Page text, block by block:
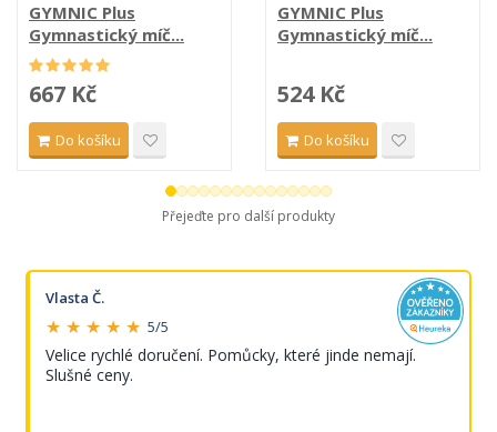
GYMNIC Plus
Gymnastický míč...
667 Kč
Do košíku
GYMNIC Plus
Gymnastický míč...
524 Kč
Do košíku
Přejeďte pro další produkty
Vlasta Č.
★ ★ ★ ★ ★ 5/5
Velice rychlé doručení. Pomůcky, které jinde nemají.
Slušné ceny.